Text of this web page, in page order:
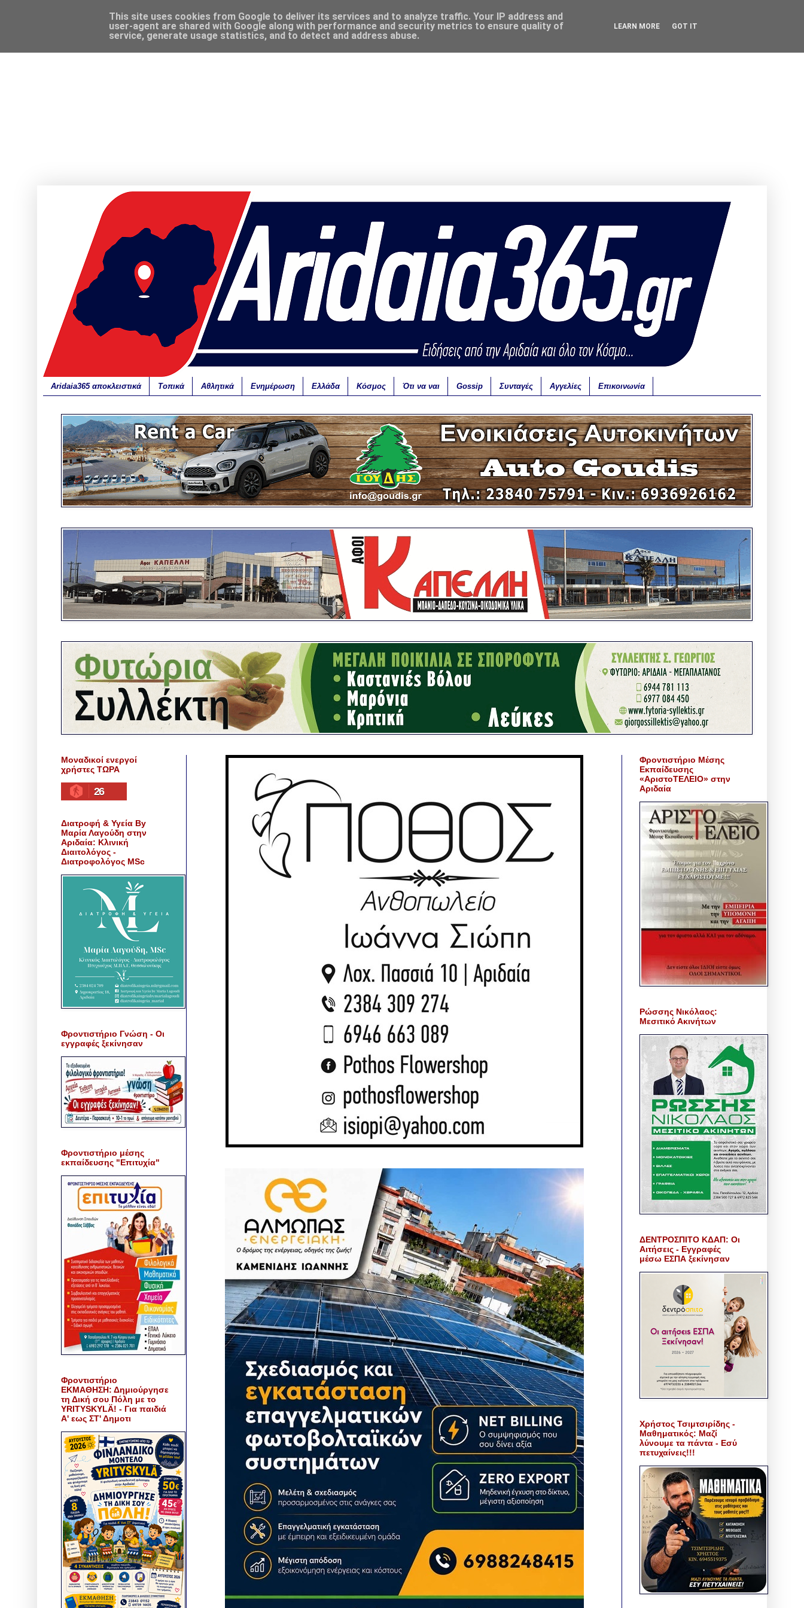
Aridaia365 αποκλειστικά Τοπικά Αθλητικά Ενημέρωση Ελλάδα Κόσμος Ότι να ναι Gossip Συνταγές Αγγελίες Επικοινωνία
Μοναδικοί ενεργοί
χρήστες ΤΩΡΑ
26
Διατροφή & Υγεία By
Μαρία Λαγούδη στην
Αριδαία: Κλινική
Διαιτολόγος -
Διατροφολόγος MSc
Φροντιστήριο Γνώση - Οι
εγγραφές ξεκίνησαν
Φροντιστήριο μέσης
εκπαίδευσης "Επιτυχία"
Φροντιστήριο
ΕΚΜΑΘΗΣΗ: Δημιούργησε
τη Δική σου Πόλη με το
YRITYSKYLÄ! - Για παιδιά
Α' εως ΣΤ' Δημοτι
Φροντιστήριο Μέσης
Εκπαίδευσης
«ΑριστοΤΕΛΕΙΟ» στην
Αριδαία
Ρώσσης Νικόλαος:
Μεσιτικό Ακινήτων
ΔΕΝΤΡΟΣΠΙΤΟ ΚΔΑΠ: Οι
Αιτήσεις - Εγγραφές
μέσω ΕΣΠΑ ξεκίνησαν
Χρήστος Τσιμτσιρίδης -
Μαθηματικός: Μαζί
λύνουμε τα πάντα - Εσύ
πετυχαίνεις!!!
This site uses cookies from Google to deliver its services and to analyze traffic. Your IP address and
user-agent are shared with Google along with performance and security metrics to ensure quality of
service, generate usage statistics, and to detect and address abuse.
LEARN MORE GOT IT